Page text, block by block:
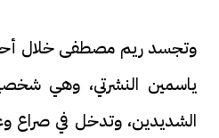
وتجسد ريم مصطفى خلال
ياسمين النشرتي، وهي
الشديدين، وتدخل في صراع